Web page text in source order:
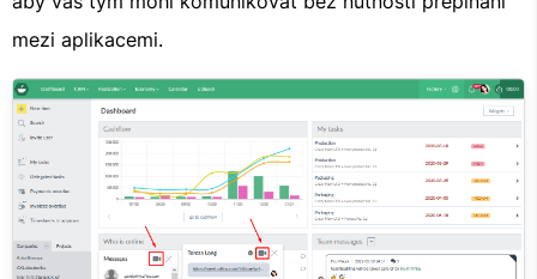
mezi aplikacemi.